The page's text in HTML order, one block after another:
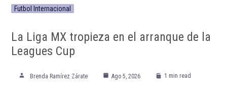
Futbol Internacional
La Liga MX tropieza en el arranque de la
Leagues Cup
Brenda Ramírez Zárate Ago 5, 2026 1 min read